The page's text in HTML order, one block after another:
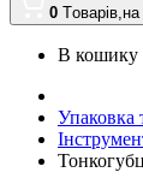
0 Tоварів,на
В кошику
Упаковка